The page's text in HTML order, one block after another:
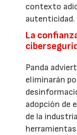
contexto
autenticidad.
La
Panda
eliminarán
adopción de
de la